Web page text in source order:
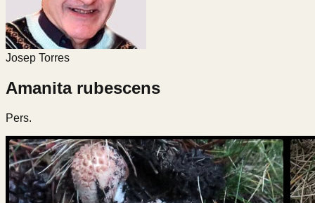
Josep Torres
Amanita rubescens
Pers.